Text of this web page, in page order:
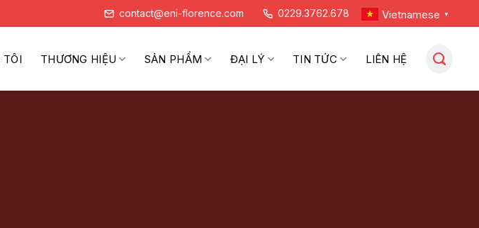
contact@eni-florence.com 0229.3762.678 Vietnamese ▼
TÔI THƯƠNG HIỆU SẢN PHẨM ĐẠI LÝ TIN TỨC LIÊN HỆ